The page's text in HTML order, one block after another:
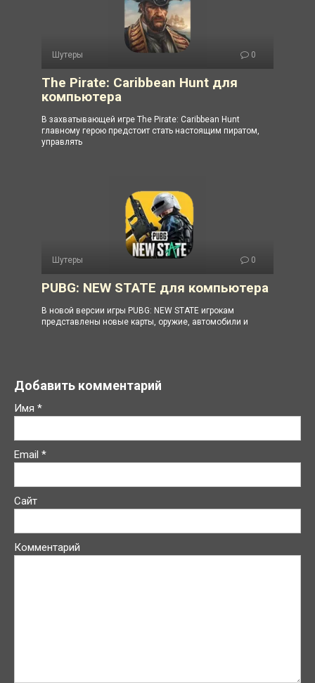
Шутеры 0
The Pirate: Caribbean Hunt для
компьютера
В захватывающей игре The Pirate: Caribbean Hunt
главному герою предстоит стать настоящим пиратом,
управлять
Шутеры 0
PUBG: NEW STATE для компьютера
В новой версии игры PUBG: NEW STATE игрокам
представлены новые карты, оружие, автомобили и
Добавить комментарий
Имя *
Email *
Сайт
Комментарий